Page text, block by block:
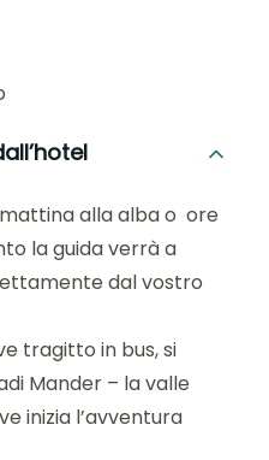
alla alba o ore
la guida verrà a
dal vostro
tragitto in bus, si
Mander – la valle
inizia l’avventura